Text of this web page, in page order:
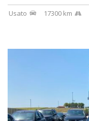
Usato 17300 km